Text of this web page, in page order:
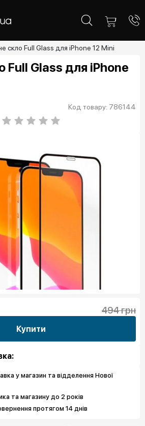
скло Full Glass для iPhone 12 Mini
Full Glass для iPhone
Код товару: 786144
494 грн
Купити
у магазин та відделення Нової
та магазину до 2 років
протягом 14 днів